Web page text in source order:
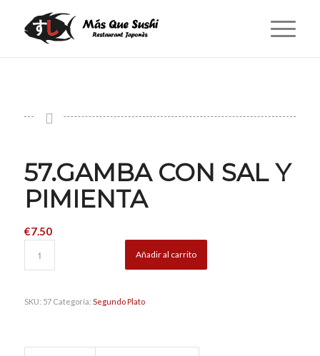
57.GAMBA CON SAL Y
PIMIENTA
€7.50
Añadir al carrito
SKU: 57 Categoría: Segundo Plato